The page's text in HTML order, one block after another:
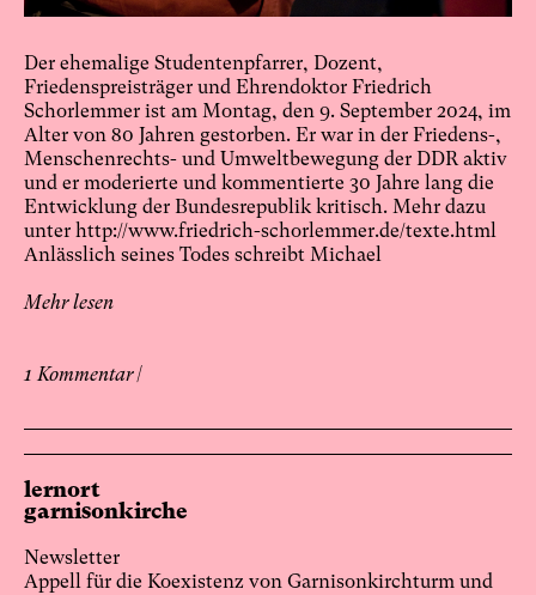
Der ehemalige Studentenpfarrer, Dozent,
Friedenspreisträger und Ehrendoktor Friedrich
Schorlemmer ist am Montag, den 9. September 2024, im
Alter von 80 Jahren gestorben. Er war in der Friedens-,
Menschenrechts- und Umweltbewegung der DDR aktiv
und er moderierte und kommentierte 30 Jahre lang die
Entwicklung der Bundesrepublik kritisch. Mehr dazu
unter http://www.friedrich-schorlemmer.de/texte.html
Anlässlich seines Todes schreibt Michael
Mehr lesen
1 Kommentar |
lernort
garnisonkirche
Newsletter
Appell für die Koexistenz von Garnisonkirchturm und